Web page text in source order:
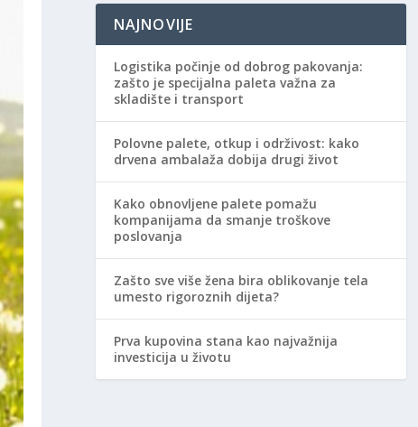
NAJNOVIJE
Logistika počinje od dobrog pakovanja:
zašto je specijalna paleta važna za
skladište i transport
Polovne palete, otkup i održivost: kako
drvena ambalaža dobija drugi život
Kako obnovljene palete pomažu
kompanijama da smanje troškove
poslovanja
Zašto sve više žena bira oblikovanje tela
umesto rigoroznih dijeta?
Prva kupovina stana kao najvažnija
investicija u životu